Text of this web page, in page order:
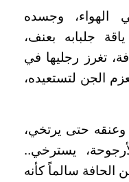
الهواء، وجسده
جلبابه بعنف،
تغرز رجليها في
الجن لتستعيده،
حتى يرتخي،
يسترخي..
سالماً كأنه